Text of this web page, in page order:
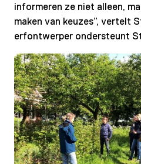
informeren ze niet alleen,
maken van keuzes”, vertelt
erfontwerper ondersteunt